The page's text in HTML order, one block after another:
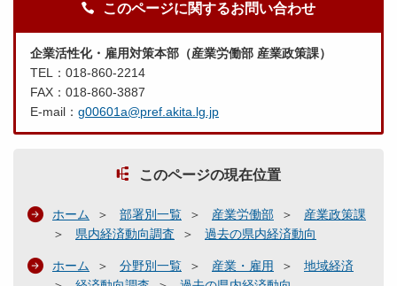
このページに関するお問い合わせ
企業活性化・雇用対策本部（産業労働部 産業政策課）
TEL：018-860-2214
FAX：018-860-3887
E-mail： g00601a@pref.akita.lg.jp
このページの現在位置
ホーム 部署別一覧 産業労働部
産業政策課
県内経済動向調査
過去の県内経済動向
ホーム 分野別一覧 産業・雇用
地域経済